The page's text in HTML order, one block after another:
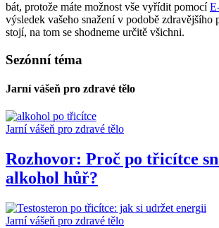
bát, protože máte možnost vše vyřídit pomocí
výsledek vašeho snažení v podobě zdravějšího
stojí, na tom se shodneme určitě všichni.
Sezónní téma
Jarní vášeň pro zdravé tělo
Jarní vášeň pro zdravé tělo
Rozhovor: Proč po třicítce
alkohol hůř?
Jarní vášeň pro zdravé tělo